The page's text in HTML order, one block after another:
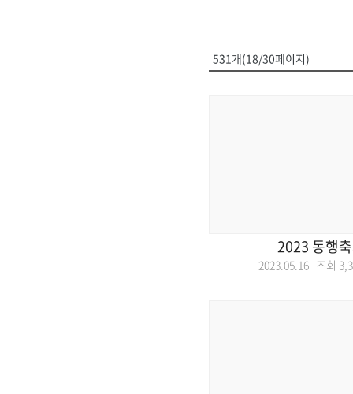
531개(18/30페이지)
2023 동행
2023.05.16 조회